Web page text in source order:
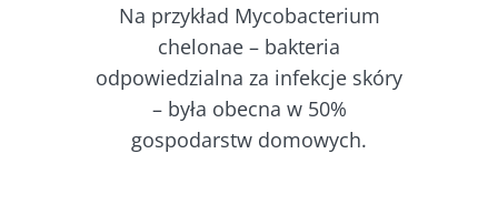
Na przykład Mycobacterium
chelonae – bakteria
odpowiedzialna za infekcje skóry
– była obecna w 50%
gospodarstw domowych.
sprzymierzeniec
mikrobioty?
Lekko musujący,
naturalnie
sprzymierzeńcy
mikrobiomu
Jogurt, serek
czy skyr –